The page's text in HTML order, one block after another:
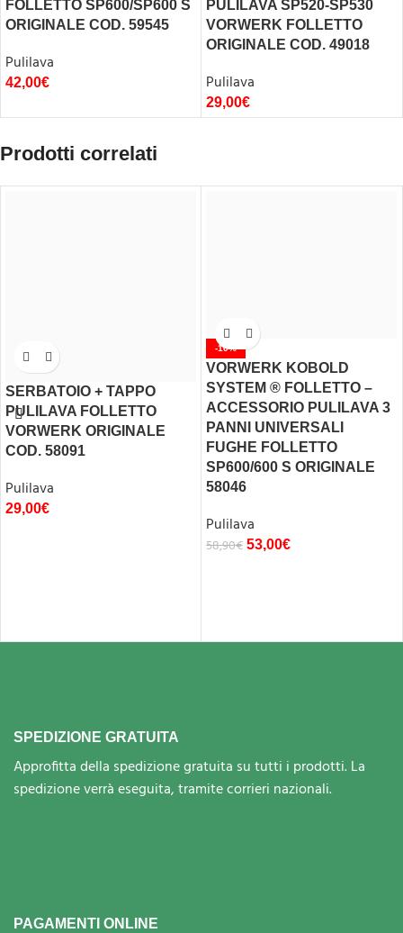
FOLLETTO SP600/SP600 S
ORIGINALE COD. 59545
Pulilava
42,00€
PULILAVA SP520-SP530
VORWERK FOLLETTO
ORIGINALE COD. 49018
Pulilava
29,00€
Prodotti correlati
SERBATOIO + TAPPO
PULILAVA FOLLETTO
VORWERK ORIGINALE
COD. 58091
Pulilava
29,00€
-10%
VORWERK KOBOLD
SYSTEM ® FOLLETTO –
ACCESSORIO PULILAVA 3
PANNI UNIVERSALI
FUGHE FOLLETTO
SP600/600 S ORIGINALE
58046
Pulilava
58,90€ 53,00€
SPEDIZIONE GRATUITA
Approfitta della spedizione gratuita su tutti i prodotti. La
spedizione verrà eseguita, tramite corrieri nazionali.
PAGAMENTI ONLINE